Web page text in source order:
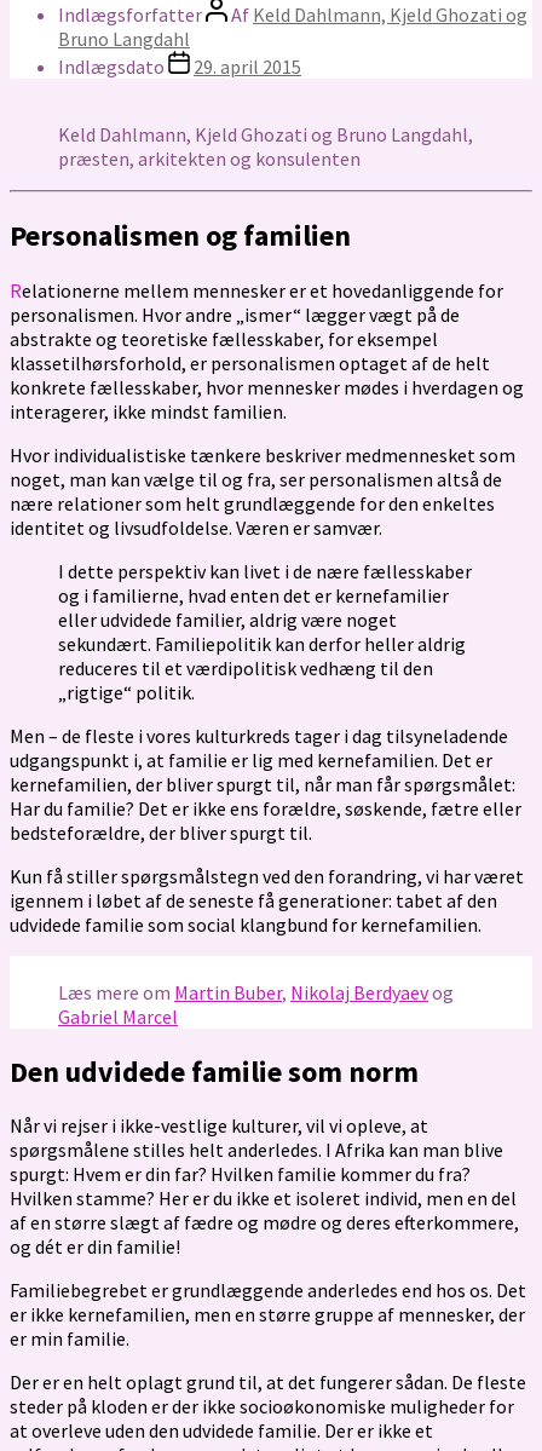
Indlægsforfatter
Af Keld Dahlmann, Kjeld Ghozati og
Bruno Langdahl
Indlægsdato
29. april 2015
Keld Dahlmann, Kjeld Ghozati og Bruno Langdahl,
præsten, arkitekten og konsulenten
Personalismen og familien
Relationerne mellem mennesker er et hovedanliggende for
personalismen. Hvor andre „ismer“ lægger vægt på de
abstrakte og teoretiske fællesskaber, for eksempel
klassetilhørsforhold, er personalismen optaget af de helt
konkrete fællesskaber, hvor mennesker mødes i hverdagen og
interagerer, ikke mindst familien.
Hvor individualistiske tænkere beskriver medmennesket som
noget, man kan vælge til og fra, ser personalismen altså de
nære relationer som helt grundlæggende for den enkeltes
identitet og livsudfoldelse. Væren er samvær.
I dette perspektiv kan livet i de nære fællesskaber
og i familierne, hvad enten det er kernefamilier
eller udvidede familier, aldrig være noget
sekundært. Familiepolitik kan derfor heller aldrig
reduceres til et værdipolitisk vedhæng til den
„rigtige“ politik.
Men – de fleste i vores kulturkreds tager i dag tilsyneladende
udgangspunkt i, at familie er lig med kernefamilien. Det er
kernefamilien, der bliver spurgt til, når man får spørgsmålet:
Har du familie? Det er ikke ens forældre, søskende, fætre eller
bedsteforældre, der bliver spurgt til.
Kun få stiller spørgsmålstegn ved den forandring, vi har været
igennem i løbet af de seneste få generationer: tabet af den
udvidede familie som social klangbund for kernefamilien.
Læs mere om Martin Buber, Nikolaj Berdyaevog
Gabriel Marcel
Den udvidede familie som norm
Når vi rejser i ikke-vestlige kulturer, vil vi opleve, at
spørgsmålene stilles helt anderledes. I Afrika kan man blive
spurgt: Hvem er din far? Hvilken familie kommer du fra?
Hvilken stamme? Her er du ikke et isoleret individ, men en del
af en større slægt af fædre og mødre og deres efterkommere,
og dét er din familie!
Familiebegrebet er grundlæggende anderledes end hos os. Det
er ikke kernefamilien, men en større gruppe af mennesker, der
er min familie.
Der er en helt oplagt grund til, at det fungerer sådan. De fleste
steder på kloden er der ikke socioøkonomiske muligheder for
at overleve uden den udvidede familie. Der er ikke et